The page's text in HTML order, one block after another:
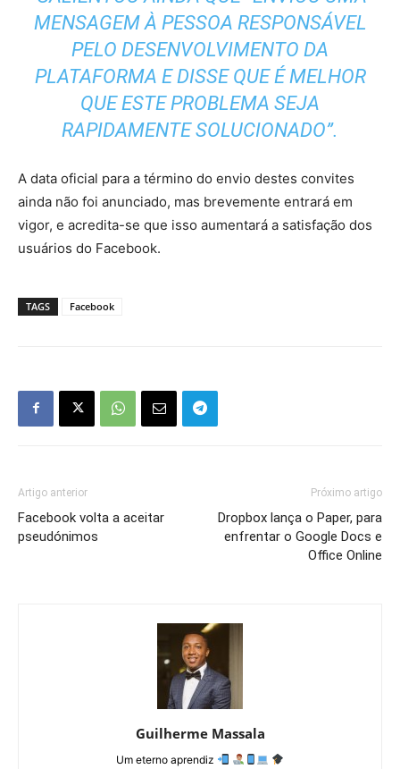
MENSAGEM À PESSOA RESPONSÁVEL
PELO DESENVOLVIMENTO DA
PLATAFORMA E DISSE QUE É MELHOR
QUE ESTE PROBLEMA SEJA
RAPIDAMENTE SOLUCIONADO”.
A data oficial para a término do envio destes convites
ainda não foi anunciado, mas brevemente entrará em
vigor, e acredita-se que isso aumentará a satisfação dos
usuários do Facebook.
TAGS Facebook
Artigo anterior
Facebook volta a aceitar
pseudónimos
Próximo artigo
Dropbox lança o Paper, para
enfrentar o Google Docs e
Office Online
Guilherme Massala
Um eterno aprendiz